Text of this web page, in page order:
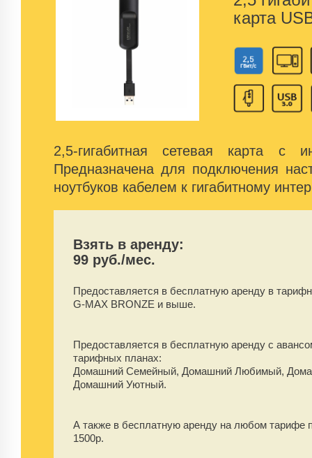
карта
2,5-гигабитная сетевая карта с
Предназначена для подключения
ноутбуков кабелем к гигабитному
Взять в аренду:
99 руб./мес.
Предоставляется в бесплатную аренду в
G-MAX BRONZE и выше.
Предоставляется в бесплатную аренду с
тарифных планах:
Домашний Семейный, Домашний Любимый,
Домашний Уютный.
А также в бесплатную аренду на любом тарифе
1500р.